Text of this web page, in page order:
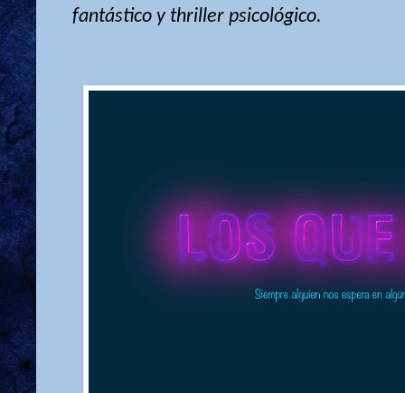
fantástico y thriller psicológico.